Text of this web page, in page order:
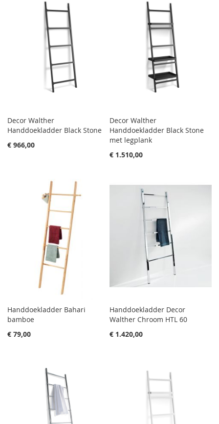
Decor Walther
Handdoekladder Black Stone
€ 966,00
Decor Walther
Handdoekladder Black Stone
met legplank
€ 1.510,00
Handdoekladder Bahari
bamboe
€ 79,00
Handdoekladder Decor
Walther Chroom HTL 60
€ 1.420,00